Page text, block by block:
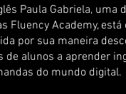
Paula Gabriela, uma
Fluency Academy,
por sua maneira
de alunos a aprender
do mundo digital.